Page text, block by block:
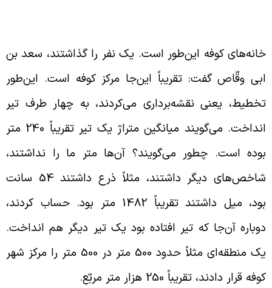
کوفه این‌طور است. یک نفر را گذاشتند، سعد بن
وقّاص گفت: تقریباً این‌جا مرکز کوفه است. این‌طور
یعنی نقشه‌برداری می‌کردند، به چهار طرف تیر
انداخت. می‌گویند میانگین متراژ یک تیر تقریباً 240 متر
است. چطور می‌گویند؟ آن‌ها متر ما را نداشتند،
شاخص‌های دیگر داشتند، مثلاً ذرع داشتند 54 سانت
بود، میل داشتند تقریباً 1482 متر بود. حساب کردند،
آن‌جا که تیر افتاده بود یک تیر دیگر هم انداخت.
یک منطقه‌ای مثلاً حدود 500 متر در 500 متر را مرکز شهر
قرار دادند، تقریباً 250 هزار متر مربّع.